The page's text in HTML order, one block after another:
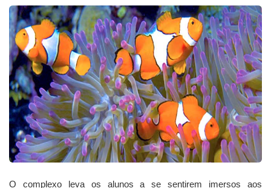
O complexo leva os alunos a se sentirem imersos aos